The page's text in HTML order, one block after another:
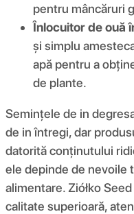
pentru mâncăruri
Înlocuitor de ouă
și simplu
apă pentru a
de plante.
Semințele de in
de in întregi, dar
datorită conținutului
ele depinde de nevoile
alimentare. Ziółko
calitate superioară,